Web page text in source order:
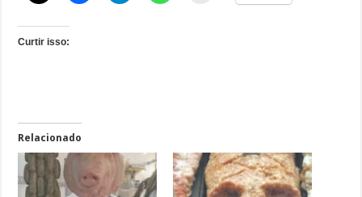
Curtir isso:
Relacionado